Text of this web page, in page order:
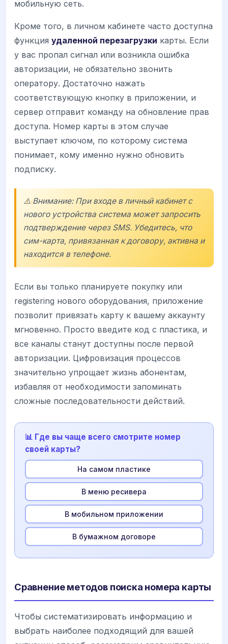
мобильную сеть.
Кроме того, в личном кабинете часто доступна
функция удаленной перезагрузки карты. Если
у вас пропал сигнал или возникла ошибка
авторизации, не обязательно звонить
оператору. Достаточно нажать
соответствующую кнопку в приложении, и
сервер отправит команду на обновление прав
доступа. Номер карты в этом случае
выступает ключом, по которому система
понимает, кому именно нужно обновить
подписку.
⚠️ Внимание: При входе в личный кабинет с
нового устройства система может запросить
подтверждение через SMS. Убедитесь, что
сим-карта, привязанная к договору, активна и
находится в телефоне.
Если вы только планируете покупку или
registering нового оборудования, приложение
позволит привязать карту к вашему аккаунту
мгновенно. Просто введите код с пластика, и
все каналы станут доступны после первой
авторизации. Цифровизация процессов
значительно упрощает жизнь абонентам,
избавляя от необходимости запоминать
сложные последовательности действий.
📊 Где вы чаще всего смотрите номер
своей карты?
На самом пластике
В меню ресивера
В мобильном приложении
В бумажном договоре
Сравнение методов поиска номера карты
Чтобы систематизировать информацию и
выбрать наиболее подходящий для вашей